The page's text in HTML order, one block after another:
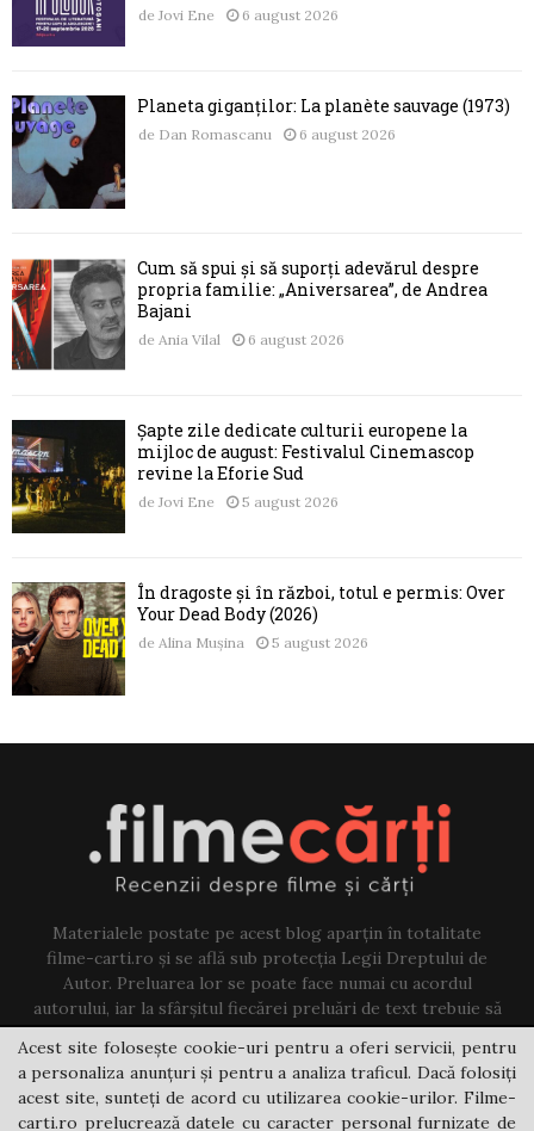
de Jovi Ene 6 august 2026
Planeta giganților: La planète sauvage (1973)
de Dan Romascanu 6 august 2026
Cum să spui și să suporți adevărul despre
propria familie: „Aniversarea”, de Andrea
Bajani
de Ania Vilal 6 august 2026
Șapte zile dedicate culturii europene la
mijloc de august: Festivalul Cinemascop
revine la Eforie Sud
de Jovi Ene 5 august 2026
În dragoste și în război, totul e permis: Over
Your Dead Body (2026)
de Alina Mușina 5 august 2026
Materialele postate pe acest blog aparțin în totalitate
filme-carti.ro și se află sub protecția Legii Dreptului de
Autor. Preluarea lor se poate face numai cu acordul
autorului, iar la sfârșitul fiecărei preluări de text trebuie să
existe un link către acest blog.
Contact us:jovi@filme-carti.ro
Acest site folosește cookie-uri pentru a oferi servicii, pentru
a personaliza anunțuri și pentru a analiza traficul. Dacă folosiți
acest site, sunteți de acord cu utilizarea cookie-urilor. Filme-
carti.ro prelucrează datele cu caracter personal furnizate de